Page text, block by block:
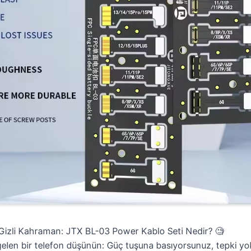
Kahraman: JTX BL-03 Power Kablo Seti Nedir? 🧐
bir telefon düşünün: Güç tuşuna basıyorsunuz, tepki